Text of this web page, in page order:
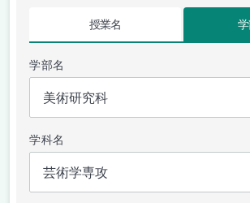
授業名
学部名
学科名